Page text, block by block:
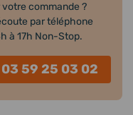
votre commande ?
par téléphone
à 17h Non-Stop.
03 59 25 03 02